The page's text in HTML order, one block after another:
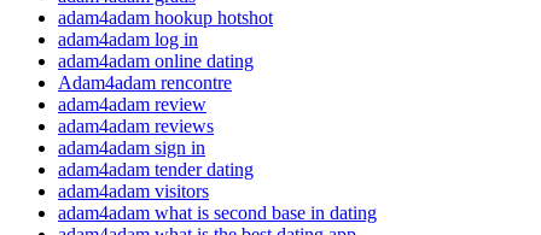
adam4adam hookup hotshot
adam4adam log in
adam4adam online dating
Adam4adam rencontre
adam4adam review
adam4adam reviews
adam4adam sign in
adam4adam tender dating
adam4adam visitors
adam4adam what is second base in dating